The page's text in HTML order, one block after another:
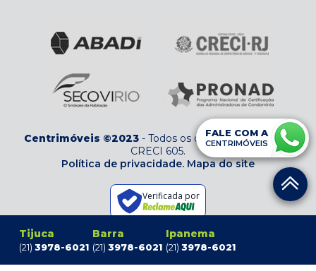
Centrimóveis ©2023- Todos os direitos reservados-
CRECI 605.
Política de privacidade. Mapa do site
Verificada por
Tijuca
(21)3978-6021
Barra
(21)3978-6021
Ipanema
(21)3978-6021
FALE COM A
CENTRIMÓVEIS